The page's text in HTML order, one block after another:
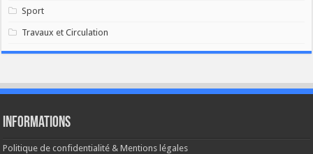
Sport
Travaux et Circulation
Informations
Politique de confidentialité & Mentions légales